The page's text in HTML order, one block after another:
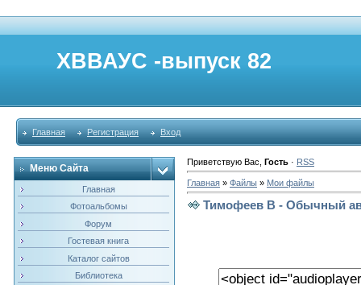
ХВВАУС -выпуск 82
Главная Регистрация Вход
Меню Сайта
Главная
Фотоальбомы
Форум
Гостевая книга
Каталог сайтов
Библиотека
Приветствую Вас Гость· RSS
Главная» Файлы» Мои файлы
Тимофеев В - Обычный